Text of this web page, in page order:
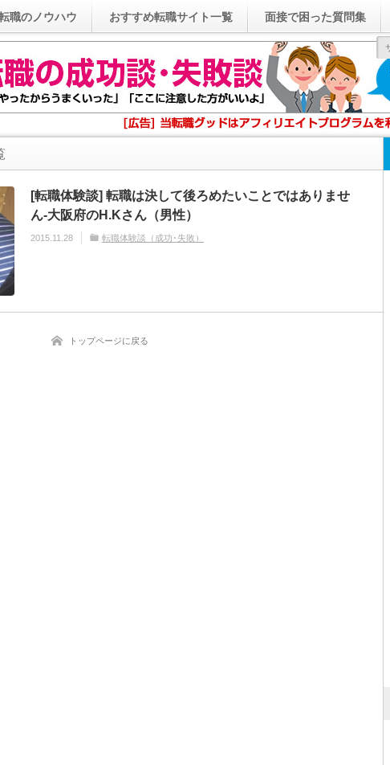
職のノウハウ おすすめ転職サイト一覧 面接で困った質問集
[転職体験談] 転職は決して後ろめたいことではありませ
ん-大阪府のH.Kさん（男性）
2015.11.28 転職体験談（成功･失敗）
トップページに戻る